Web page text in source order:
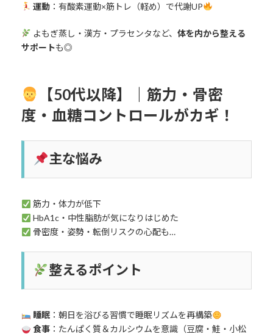
運動：有酸素運動×筋トレ（軽め）で代謝UP
よもぎ蒸し・漢方・プラセンタなど、 体を内から整える
サポートも◎
【50代以降】｜筋力・骨密
度・血糖コントロールがカギ！
主な悩み
筋力・体力が低下
HbA1c・中性脂肪が気になりはじめた
骨密度・姿勢・転倒リスクの心配も…
整えるポイント
睡眠：朝日を浴びる習慣で睡眠リズムを再構築
食事：たんぱく質＆カルシウムを意識（豆腐・鮭・小松